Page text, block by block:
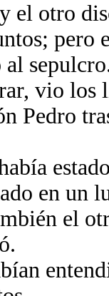
el otro
pero
al
vio
Pedro
en un
el